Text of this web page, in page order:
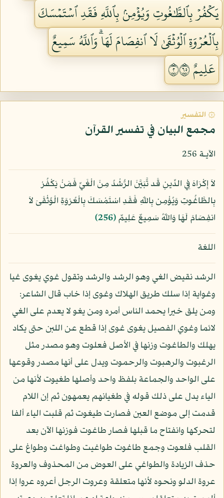
يَكۡفُرۡ بِٱلطَّٰغُوتِ وَيُؤۡمِنۢ بِٱللَّهِ فَقَدِ ٱسۡتَمۡسَكَ
بِٱلۡعُرۡوَةِ ٱلۡوُثۡقَىٰ لَا ٱنفِصَامَ لَهَاۗ وَٱللَّهُ سَمِيعٌ
عَلِيمٌ ٢٥٦
۞ التفسير
مجمع البيان في تفسير القرآن
الآيـة 256
لاَ إِكْرَاهَ فِي الدِّينِ قَد تَّبَيَّنَ الرُّشْدُ مِنَ الْغَيِّ فَمَنْ يَكْفُرْ
بِالطَّاغُوتِ وَيُؤْمِن بِاللّهِ فَقَدِ اسْتَمْسَكَ بِالْعُرْوَةِ الْوُثْقَىَ لاَ
انفِصَامَ لَهَا وَاللّهُ سَمِيعٌ عَلِيمٌ﴿256﴾
اللغة
الرشد نقيض الغي وهو الرشد والرشد وتقول غوي يغوى غيا
وغواية إذا سلك طريق الهلاك وغوى إذا خاب قال الشاعر:
ومن يلق خيرا يحمد الناس أمره ومن يغو لا يعدم على الغي
لائما وغوي الفصيل يغوى غوى إذا قطع عن اللبن حتى يكاد
يهلك والطاغوت وزنها في الأصل فعلوت وهو مصدر مثل
الرغبوت والرهبوت والرحموت ويدل على أنها مصدر وقوعها
على الواحد والجماعة بلفظ واحد وأصلها طغيوت لأنها من
الياء يدل على ذلك قوله في طغيانهم يعمهون ثم إن اللام
قدمت إلى موضع العين فصارت طيغوت ثم قلبت الياء ألفا
لتحركها وانفتاح ما قبلها فصار طاغوت فوزنها الآن بعد
القلب فلعوت وجمع طاغوت طواغيت وطواغت وطواغ على
حذف الزيادة والطواغي على العوض من المحذوف والعروة
عروة الدلو ونحوه لأنها متعلقة وعروت الرجل أعروه عروا إذا